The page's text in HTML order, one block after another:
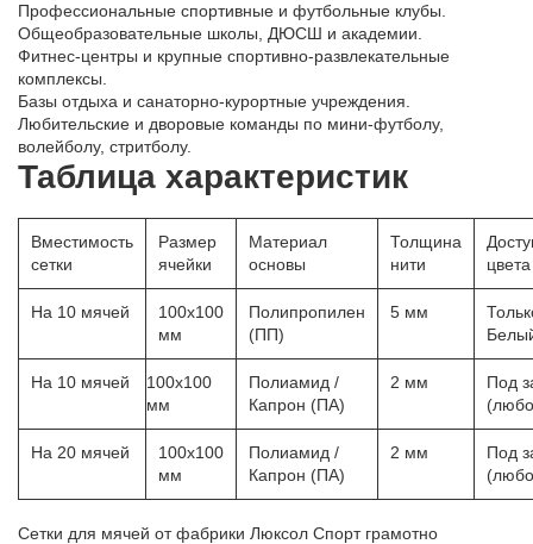
Профессиональные спортивные и футбольные клубы.
Общеобразовательные школы, ДЮСШ и академии.
Фитнес-центры и крупные спортивно-развлекательные
комплексы.
Базы отдыха и санаторно-курортные учреждения.
Любительские и дворовые команды по мини-футболу,
волейболу, стритболу.
Таблица характеристик
Вместимость
сетки
Размер
ячейки
Материал
основы
Толщина
нити
цвета
На 10 мячей
100х100
мм
Полипропилен
(ПП)
5 мм
На 10 мячей
100х100
мм
Полиамид /
Капрон (ПА)
2 мм
Под
На 20 мячей
100х100
мм
Полиамид /
Капрон (ПА)
2 мм
Под
Сетки для мячей от фабрики Люксол Спорт грамотно